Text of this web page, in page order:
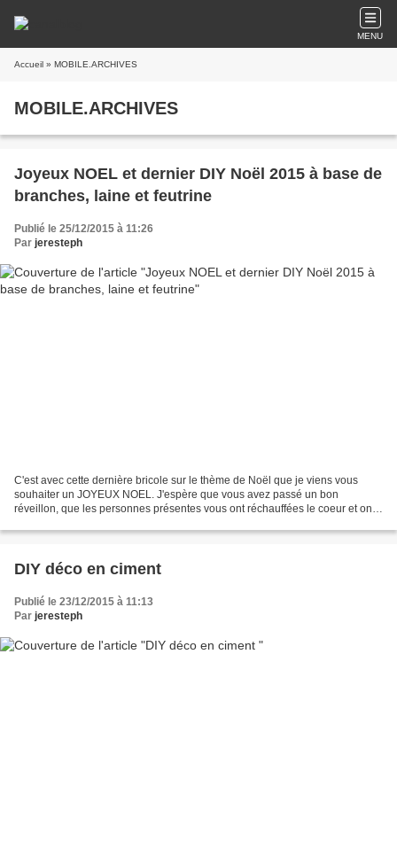
MENU
Accueil » MOBILE.ARCHIVES
MOBILE.ARCHIVES
Joyeux NOEL et dernier DIY Noël 2015 à base de
branches, laine et feutrine
Publié le 25/12/2015 à 11:26
Par jeresteph
C'est avec cette dernière bricole sur le thème de Noël que je viens vous
souhaiter un JOYEUX NOEL. J'espère que vous avez passé un bon
réveillon, que les personnes présentes vous ont réchauffées le coeur et ont
DIY déco en ciment
Publié le 23/12/2015 à 11:13
Par jeresteph